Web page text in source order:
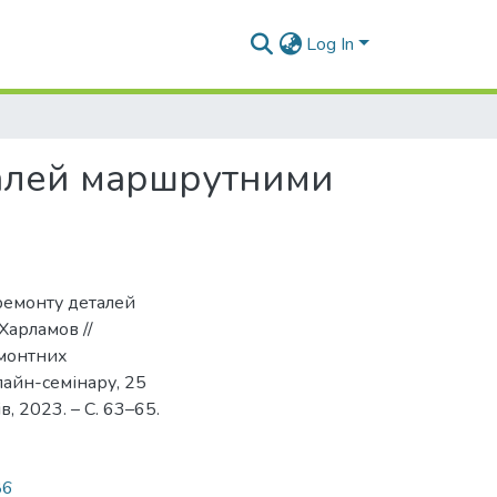
Log In
маршрутними
деталей
//
семінару, 25
2023. – С. 63–65.